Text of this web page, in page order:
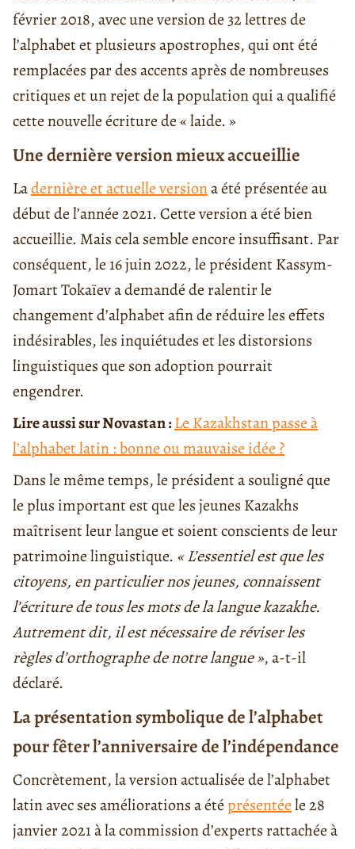
février 2018, avec une version de 32 lettres de
l’alphabet et plusieurs apostrophes, qui ont été
remplacées par des accents après de nombreuses
critiques et un rejet de la population qui a qualifié
cette nouvelle écriture de « laide. »
Une dernière version mieux accueillie
Ladernière et actuelle versiona été présentée au
début de l’année 2021. Cette version a été bien
accueillie. Mais cela semble encore insuffisant. Par
conséquent, le 16 juin 2022, le président Kassym-
Jomart Tokaïev a demandé de ralentir le
changement d’alphabet afin de réduire les effets
indésirables, les inquiétudes et les distorsions
linguistiques que son adoption pourrait
engendrer.
Lire aussi sur Novastan :Le Kazakhstan passe à
l’alphabet latin : bonne ou mauvaise idée ?
Dans le même temps, le président a souligné que
le plus important est que les jeunes Kazakhs
maîtrisent leur langue et soient conscients de leur
patrimoine linguistique. « L’essentiel est que les
citoyens, en particulier nos jeunes, connaissent
l’écriture de tous les mots de la langue kazakhe.
Autrement dit, il est nécessaire de réviser les
règles d’orthographe de notre langue », a-t-il
déclaré.
La présentation symbolique de l’alphabet
pour fêter l’anniversaire de l’indépendance
Concrètement, la version actualisée de l’alphabet
latin avec ses améliorations a étéprésentéele 28
janvier 2021 à la commission d’experts rattachée à